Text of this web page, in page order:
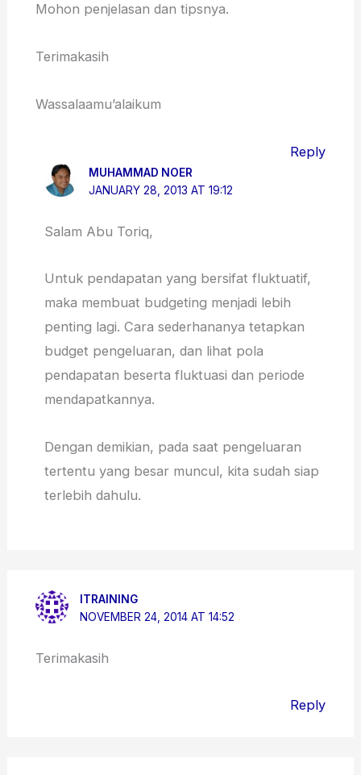
Mohon penjelasan dan tipsnya.
Terimakasih
Wassalaamu’alaikum
Reply
MUHAMMAD NOER
JANUARY 28, 2013 AT 19:12
Salam Abu Toriq,
Untuk pendapatan yang bersifat fluktuatif,
maka membuat budgeting menjadi lebih
penting lagi. Cara sederhananya tetapkan
budget pengeluaran, dan lihat pola
pendapatan beserta fluktuasi dan periode
mendapatkannya.
Dengan demikian, pada saat pengeluaran
tertentu yang besar muncul, kita sudah siap
terlebih dahulu.
ITRAINING
NOVEMBER 24, 2014 AT 14:52
Terimakasih
Reply